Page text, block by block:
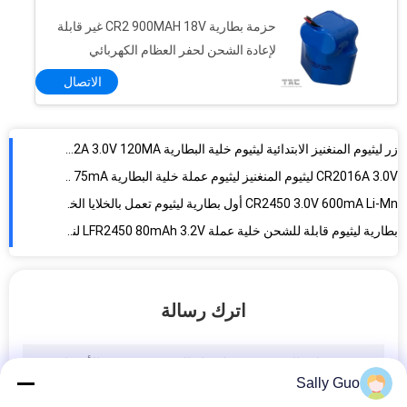
حزمة بطارية CR2 900MAH 18V غير قابلة
لإعادة الشحن لحفر العظام الكهربائي
الاتصال
بطارية ليثيوم عملة خلية ليثيوم / خلية زر CR1025A ليثيوم ، مين 3.0V ، 30MA مع طاقة عالية
عالية الطاقة الأولية ليثيوم عملة خلية البطارية CR1216A 3.0V / 25MA للساعة
زر ليثيوم المنغنيز الابتدائية ليثيوم خلية البطارية CR1632A 3.0V 120MA لعبة، وعلى ضوء الصمام، والمساعد الشخصي الرقمي
CR2016A 3.0V ليثيوم المنغنيز ليثيوم عملة خلية البطارية 75mA لعبة، وعلى ضوء الصمام، والمساعد الشخصي الرقمي، على مدار الساعة
CR2450 3.0V 600mA Li-Mn أول بطارية ليثيوم تعمل بالخلايا الخلوية لبطاقة الذاكرة على مدار الساعة
بطارية ليثيوم قابلة للشحن خلية عملة LFR2450 80mAh 3.2V لنطاق IOT
اترك رسالة
Sally Guo